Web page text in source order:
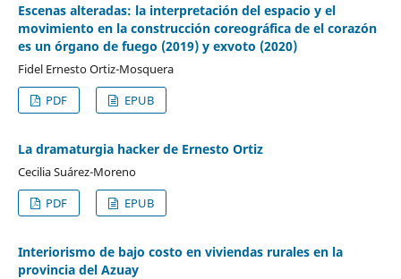
Escenas alteradas: la interpretación del espacio y el
movimiento en la construcción coreográfica de el corazón
es un órgano de fuego (2019) y exvoto (2020)
Fidel Ernesto Ortiz-Mosquera
PDF
EPUB
La dramaturgia hacker de Ernesto Ortiz
Cecilia Suárez-Moreno
PDF
EPUB
Interiorismo de bajo costo en viviendas rurales en la
provincia del Azuay